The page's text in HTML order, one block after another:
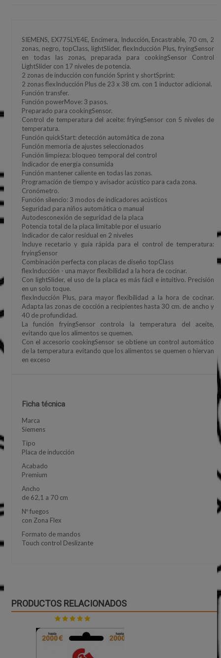
SIEMENS, EX775LYE4E, Encimera, Inducción, Encastrable, 70 cm, 2
zonas, negro, topClass, lightSlider, flexInducción Plus, fryingSensor
en todas las zonas, preparada para cookingSensor Control
LightSlider con 17 niveles de potencia.
2 zonas de inducción con función Sprint y shortSprint:
2 zonas flexInducción Plus de 23 x 38 cm. con 1 inductor adicional.
Función transfer.
Función powerMove: 3 pasos.
Preparado para cookingSensor.
Control de temperatura del aceite: fryingSensor con 5 niveles de
temperatura.
Función quickStart: detección automática de zona
Función memoria de ajustes seleccionados
Función limpieza: bloqueo temporal del control
Indicador de energía consumida
Función mantener caliente en todas las zonas.
Programación de tiempo y avisador acústico para cada zona.
Cronómetro.
Función silencio: 3 modos de indicadores acústicos
Seguridad para niños automática o manual
Autodesconexión de seguridad de la placa
Potencia total de la placa limitable por el usuario
Indicador de calor residual en 2 niveles
Incluye recetario y guía rápida para el control de temperatura:
fryingSensor
Combinación perfecta con placas de diseño topClass
flexInducción - una mayor flexibilidad a la hora de cocinar.
Con lightSlider, el uso de la placa es más fácil e intuitivo. Precisión
en un solo toque.
flexInducción Plus, para mayor flexibilidad a la hora de cocinar.
Adapta las zonas de cocción a recipientes hasta 30 cm. de ancho y
40 de profundidad.
La función fryingSensor controla la temperatura del aceite,
evitando que los alimentos se quemen.
Con el accesorio cookingSensor se obtiene un control automático
de la temperatura evitando que los alimentos se quemen o hiervan
en exceso
Ficha técnica
Marca
Siemens
Tipo
Placa de inducción
Acabado
Premium
Ancho
de 62,1 a 70 cm
Nº fuegos
con Zona Flex
Formato de mandos
Touch control Deslizante
PRODUCTOS RELACIONADOS